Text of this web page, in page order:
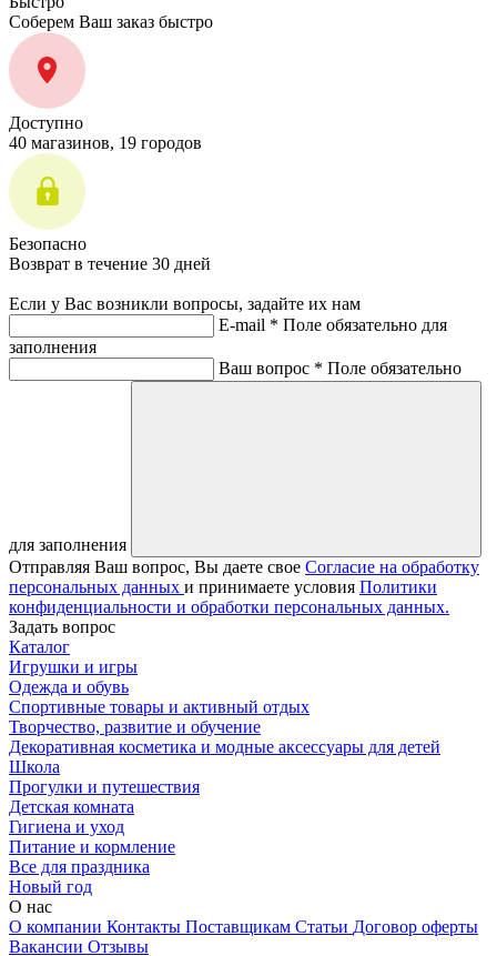
Соберем Ваш заказ быстро
Доступно
40 магазинов, 19 городов
Безопасно
Возврат в течение 30 дней
Если у Вас возникли вопросы, задайте их нам
E-mail * Поле обязательно для
заполнения
Ваш вопрос * Поле обязательно
для заполнения
Отправляя Ваш вопрос, Вы даете свое Согласие на обработку
персональных данных и принимаете условия Политики
конфиденциальности и обработки персональных данных.
Задать вопрос
Каталог
Игрушки и игры
Одежда и обувь
Спортивные товары и активный отдых
Творчество, развитие и обучение
Декоративная косметика и модные аксессуары для детей
Школа
Прогулки и путешествия
Детская комната
Гигиена и уход
Питание и кормление
Все для праздника
Новый год
О нас
О компании Контакты Поставщикам Статьи Договор оферты
Вакансии Отзывы